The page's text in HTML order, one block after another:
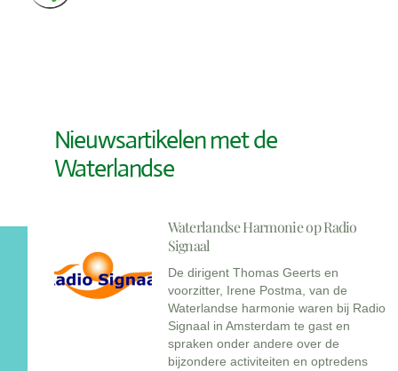
Nieuwsartikelen met de
Waterlandse
Waterlandse Harmonie op Radio
Signaal
De dirigent Thomas Geerts en
voorzitter, Irene Postma, van de
Waterlandse harmonie waren bij Radio
Signaal in Amsterdam te gast en
spraken onder andere over de
bijzondere activiteiten en optredens